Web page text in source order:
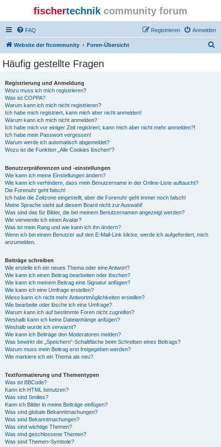
fischertechnik community forum
FAQ Anmelden
Registrieren
Website der ftcommunity Foren-Übersicht
Häufig gestellte Fragen
Registrierung und Anmeldung
Wozu muss ich mich registrieren?
Was ist COPPA?
Warum kann ich mich nicht registrieren?
Ich habe mich registriert, kann mich aber nicht anmelden!
Warum kann ich mich nicht anmelden?
Ich habe mich vor einiger Zeit registriert, kann mich aber nicht mehr anmelden?!
Ich habe mein Passwort vergessen!
Warum werde ich automatisch abgemeldet?
Wozu ist die Funktion „Alle Cookies löschen“?
Benutzerpräferenzen und -einstellungen
Wie kann ich meine Einstellungen ändern?
Wie kann ich verhindern, dass mein Benutzername in der Online-Liste auftaucht?
Die Forenuhr geht falsch!
Ich habe die Zeitzone eingestellt, aber die Forenuhr geht immer noch falsch!
Meine Sprache steht auf diesem Board nicht zur Auswahl!
Was sind das für Bilder, die bei meinem Benutzernamen angezeigt werden?
Wie verwende ich einen Avatar?
Was ist mein Rang und wie kann ich ihn ändern?
Wenn ich bei einem Benutzer auf den E-Mail-Link klicke, werde ich aufgefordert, mich
anzumelden.
Beiträge schreiben
Wie erstelle ich ein neues Thema oder eine Antwort?
Wie kann ich einen Beitrag bearbeiten oder löschen?
Wie kann ich meinem Beitrag eine Signatur anfügen?
Wie kann ich eine Umfrage erstellen?
Wieso kann ich nicht mehr Antwortmöglichkeiten erstellen?
Wie bearbeite oder lösche ich eine Umfrage?
Warum kann ich auf bestimmte Foren nicht zugreifen?
Weshalb kann ich keine Dateianhänge anfügen?
Weshalb wurde ich verwarnt?
Wie kann ich Beiträge den Moderatoren melden?
Was bewirkt die „Speichern“-Schaltfläche beim Schreiben eines Beitrags?
Warum muss mein Beitrag erst freigegeben werden?
Wie markiere ich ein Thema als neu?
Textformatierung und Thementypen
Was ist BBCode?
Kann ich HTML benutzen?
Was sind Smilies?
Kann ich Bilder in meine Beiträge einfügen?
Was sind globale Bekanntmachungen?
Was sind Bekanntmachungen?
Was sind wichtige Themen?
Was sind geschlossene Themen?
Was sind Themen-Symbole?